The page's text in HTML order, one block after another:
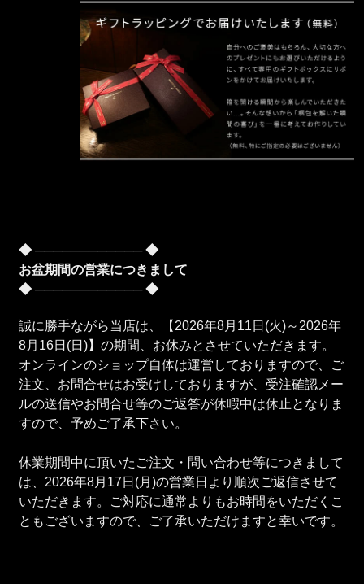
◆ ──────────── ◆
お盆期間の営業につきまして
◆ ──────────── ◆
誠に勝手ながら当店は、【2026年8月11日(火)～2026年
8月16日(日)】の期間、お休みとさせていただきます。
オンラインのショップ自体は運営しておりますので、ご
注文、お問合せはお受けしておりますが、受注確認メー
ルの送信やお問合せ等のご返答が休暇中は休止となりま
すので、予めご了承下さい。
休業期間中に頂いたご注文・問い合わせ等につきまして
は、2026年8月17日(月)の営業日より順次ご返信させて
いただきます。ご対応に通常よりもお時間をいただくこ
ともございますので、ご了承いただけますと幸いです。